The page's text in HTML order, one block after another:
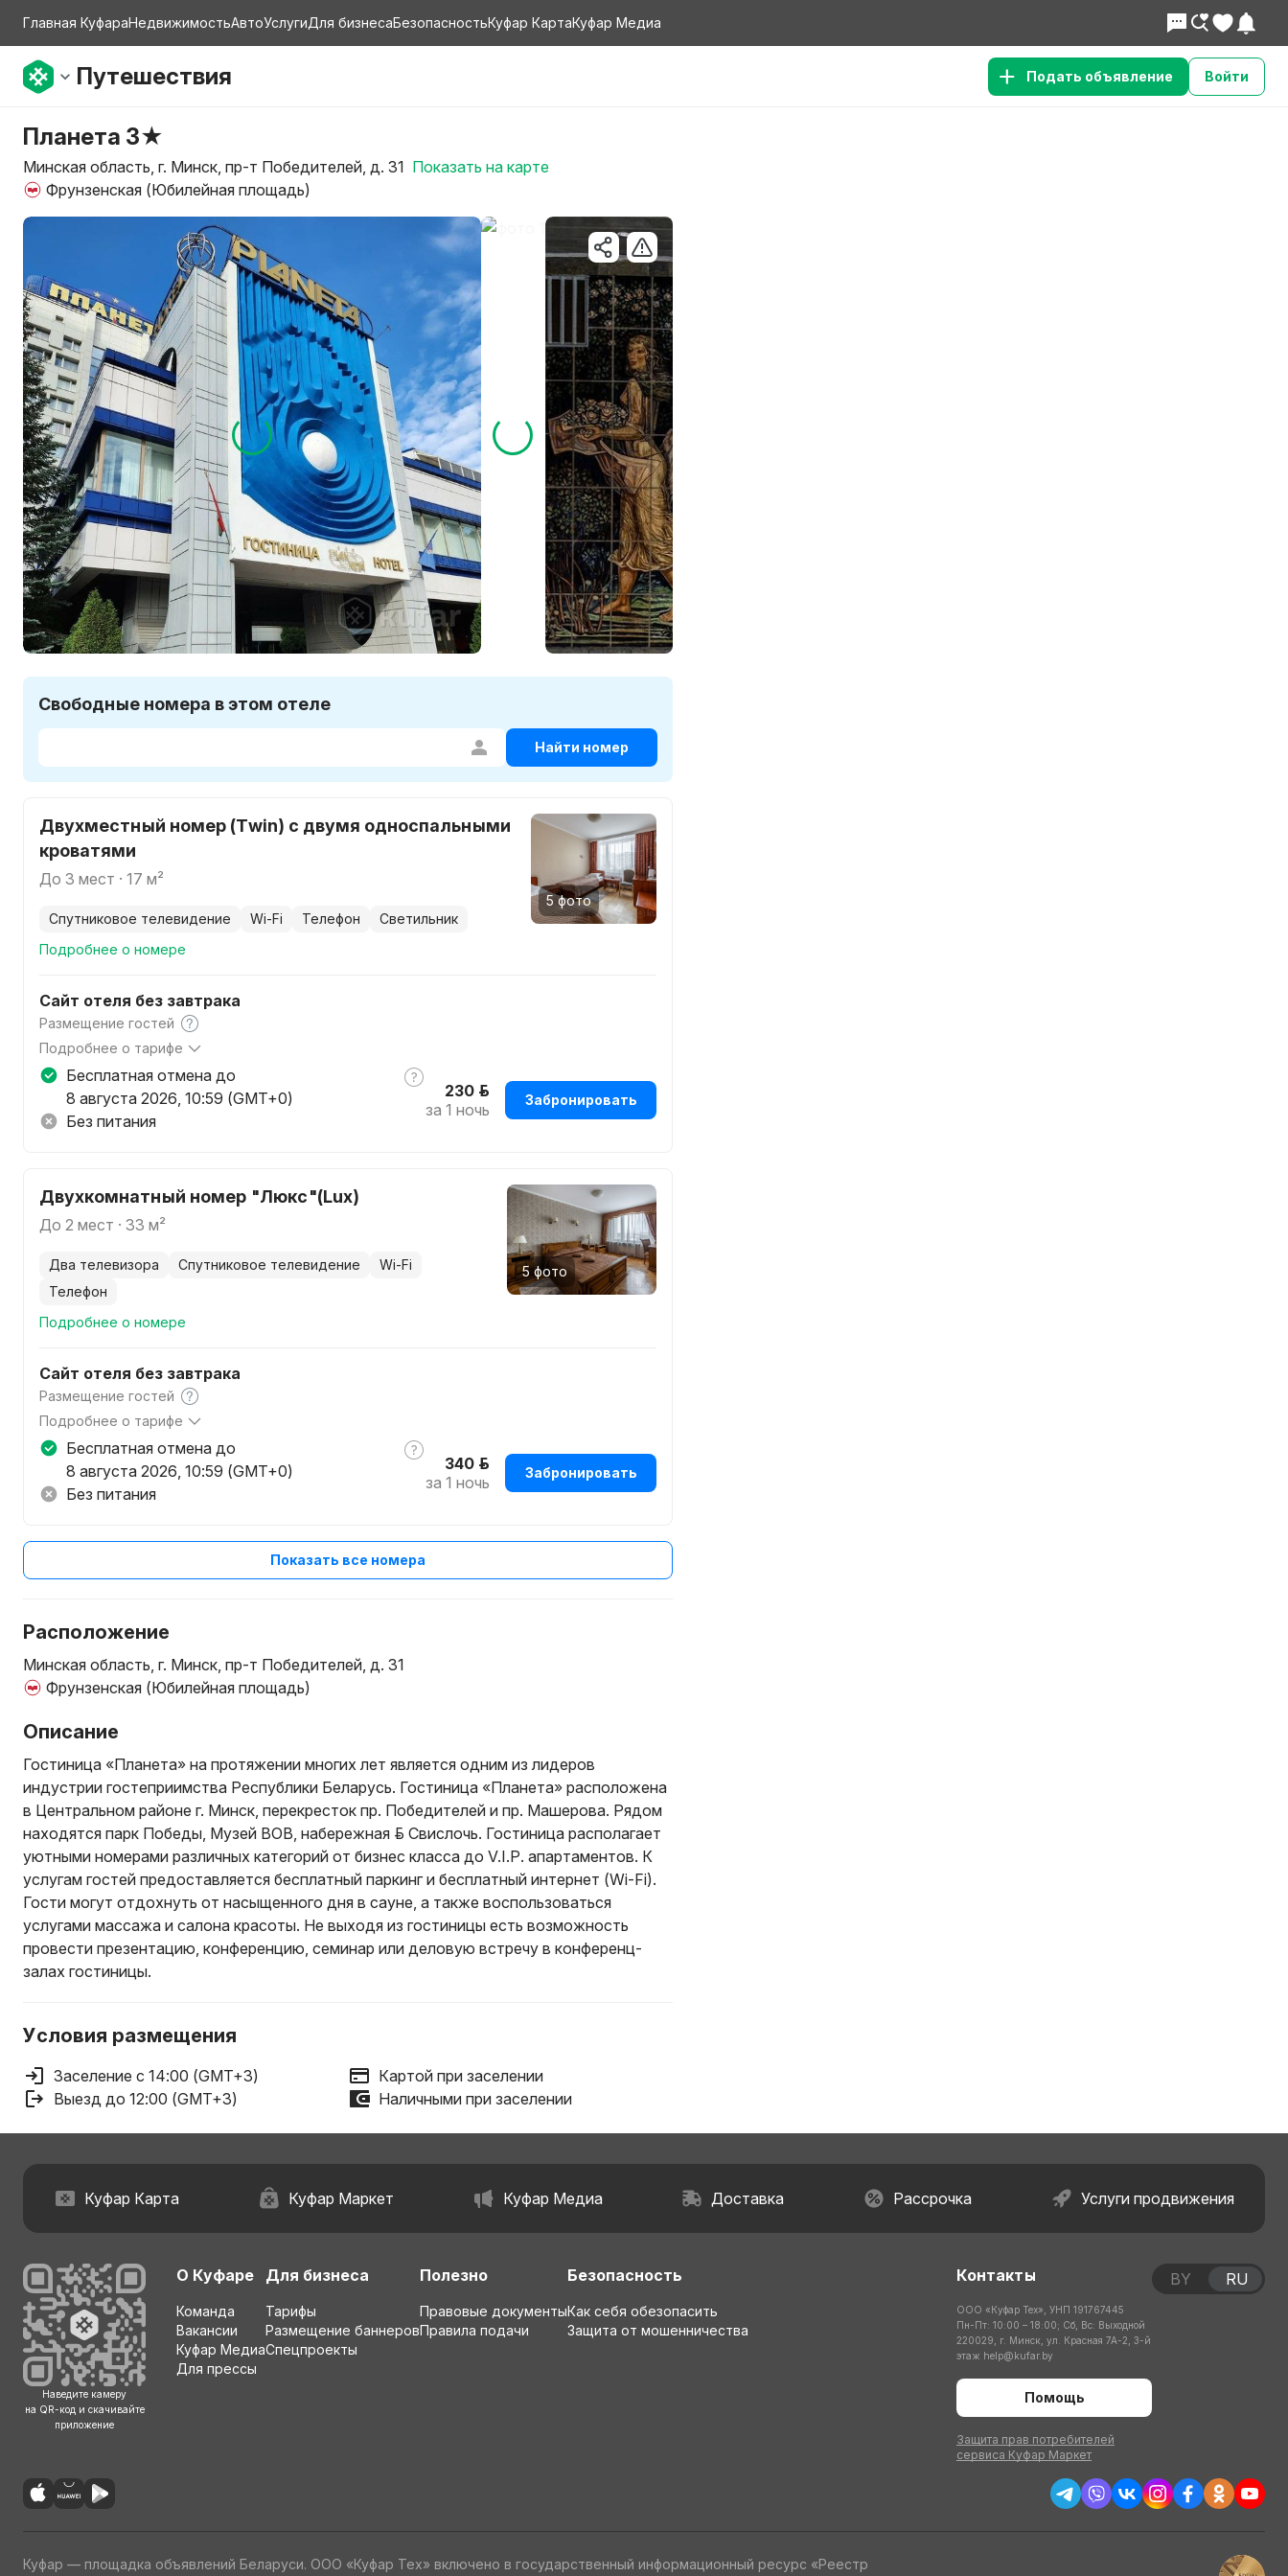
Главная КуфараНедвижимостьАвтоУслугиДля бизнесаБезопасностьКуфар КартаКуфар Медиа
Путешествия Подать объявление Войти
Планета 3★
Минская область, г. Минск, пр-т Победителей, д. 31 Показать на карте
Фрунзенская (Юбилейная площадь)
Свободные номера в этом отеле
Найти номер
Двухместный номер (Twin) с двумя односпальными
кроватями
до 3 мест · 17 м²
спутниковое телевидение Wi-Fi телефон
светильник
Подробнее о номере
5 фото
Сайт отеля без завтрака
Размещение гостей
Подробнее о тарифе
В стоимость входит: проживание, бесплатный охраняемый паркинг (1 автомобиль), НДС,
налоги и сборы.
Бесплатная отмена до
8 августа 2026, 10:59 (GMT+0)
Без питания
230 р.
за 1 ночь
Забронировать
Двухкомнатный номер "Люкс"(Lux)
до 2 мест · 33 м²
два телевизора спутниковое телевидение
Wi-Fi
телефон
Подробнее о номере
5 фото
Сайт отеля без завтрака
Размещение гостей
Подробнее о тарифе
В стоимость входит: проживание, бесплатный охраняемый паркинг (1 автомобиль), НДС,
налоги и сборы.
Бесплатная отмена до
8 августа 2026, 10:59 (GMT+0)
Без питания
340 р.
за 1 ночь
Забронировать
Показать все номера
Расположение
Минская область, г. Минск, пр-т Победителей, д. 31
Фрунзенская (Юбилейная площадь)
Описание
Гостиница «Планета» на протяжении многих лет является одним из лидеров
индустрии гостеприимства Республики Беларусь. Гостиница «Планета» расположена
в Центральном районе г. Минск, перекресток пр. Победителей и пр. Машерова. Рядом
находятся парк Победы, Музей ВОВ, набережная р. Свислочь. Гостиница располагает
уютными номерами различных категорий от бизнес класса до V.I.P. апартаментов. К
услугам гостей предоставляется бесплатный паркинг и бесплатный интернет (Wi-Fi).
Гости могут отдохнуть от насыщенного дня в сауне, а также воспользоваться
услугами массажа и салона красоты. Не выходя из гостиницы есть возможность
провести презентацию, конференцию, семинар или деловую встречу в конференц-
залах гостиницы.
Условия размещения
Заселение с 14:00 (GMT+3)
Выезд до 12:00 (GMT+3)
Картой при заселении
Наличными при заселении
Куфар Карта Куфар Маркет Куфар Медиа Доставка Рассрочка Услуги продвижения
Наведите камеру
на QR-код и скачивайте
приложение
О Куфаре
Команда
Вакансии
Куфар Медиа
Для прессы
Для бизнеса
Тарифы
Размещение баннеров
Спецпроекты
Полезно
Правовые документы
Правила подачи
Безопасность
Как себя обезопасить
Защита от мошенничества
Контакты
ООО «Куфар Тех», УНП 191767445
Пн-Пт: 10:00 – 18:00; Сб, Вс: Выходной
220029, г. Минск, ул. Красная 7А-2, 3-й
этаж help@kufar.by
Помощь
Защита прав потребителей
сервиса Куфар Маркет
BY RU
Куфар — площадка объявлений Беларуси. ООО «Куфар Тех» включено в государственный информационный ресурс «Реестр